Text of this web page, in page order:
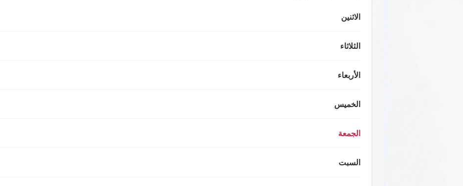
الاثنين
الثلاثاء
الأربعاء
الخميس
الجمعة
السبت